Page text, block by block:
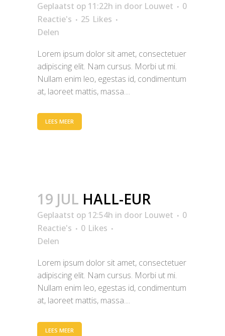
Geplaatst op 11:22h in door Louwet
0
Reactie's
25 Likes
Delen
Lorem ipsum dolor sit amet, consectetuer
adipiscing elit. Nam cursus. Morbi ut mi.
Nullam enim leo, egestas id, condimentum
at, laoreet mattis, massa....
LEES MEER
19 JUL HALL-EUR
Geplaatst op 12:54h in door Louwet
0
Reactie's
0 Likes
Delen
Lorem ipsum dolor sit amet, consectetuer
adipiscing elit. Nam cursus. Morbi ut mi.
Nullam enim leo, egestas id, condimentum
at, laoreet mattis, massa....
LEES MEER